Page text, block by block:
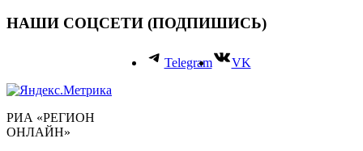
НАШИ СОЦСЕТИ (ПОДПИШИСЬ)
Telegram VK
РИА «РЕГИОН
ОНЛАЙН»